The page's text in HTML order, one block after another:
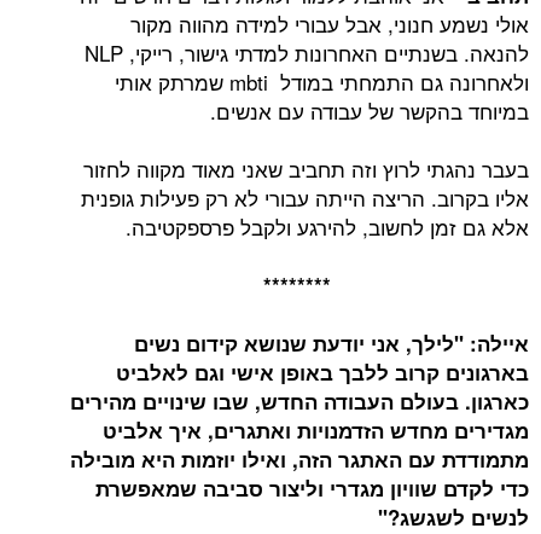
אולי נשמע חנוני, אבל עבורי למידה מהווה מקור
להנאה. בשנתיים האחרונות למדתי גישור, רייקי, NLP
ולאחרונה גם התמחתי במודל mbti שמרתק אותי
במיוחד בהקשר של עבודה עם אנשים.
בעבר נהגתי לרוץ וזה תחביב שאני מאוד מקווה לחזור
אליו בקרוב. הריצה הייתה עבורי לא רק פעילות גופנית
אלא גם זמן לחשוב, להירגע ולקבל פרספקטיבה.
********
איילה: "לילך, אני יודעת שנושא קידום נשים
בארגונים קרוב ללבך באופן אישי וגם לאלביט
כארגון. בעולם העבודה החדש, שבו שינויים מהירים
מגדירים מחדש הזדמנויות ואתגרים, איך אלביט
מתמודדת עם האתגר הזה, ואילו יוזמות היא מובילה
כדי לקדם שוויון מגדרי וליצור סביבה שמאפשרת
לנשים לשגשג?"